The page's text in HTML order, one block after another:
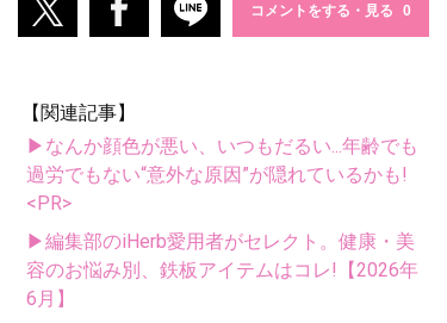
コメントをする・見る
【関連記事】
▶なんか顔色が悪い、いつもだるい...年齢でも
過労でもない“意外な原因”が隠れているかも!
<PR>
▶編集部のiHerb愛用者がセレクト。健康・美
容のお悩み別、鉄板アイテムはコレ!【2026年
6月】